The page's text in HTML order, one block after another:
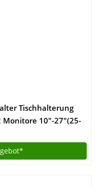
Tischhalterung
10″-27″(25-
neigbar,